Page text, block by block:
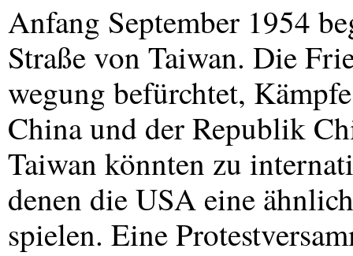
Anfang September 1954
Straße von Taiwan. Die
wegung befürchtet,
China und der Republik
Taiwan könnten zu
denen dieUSA eine
spielen. Eine